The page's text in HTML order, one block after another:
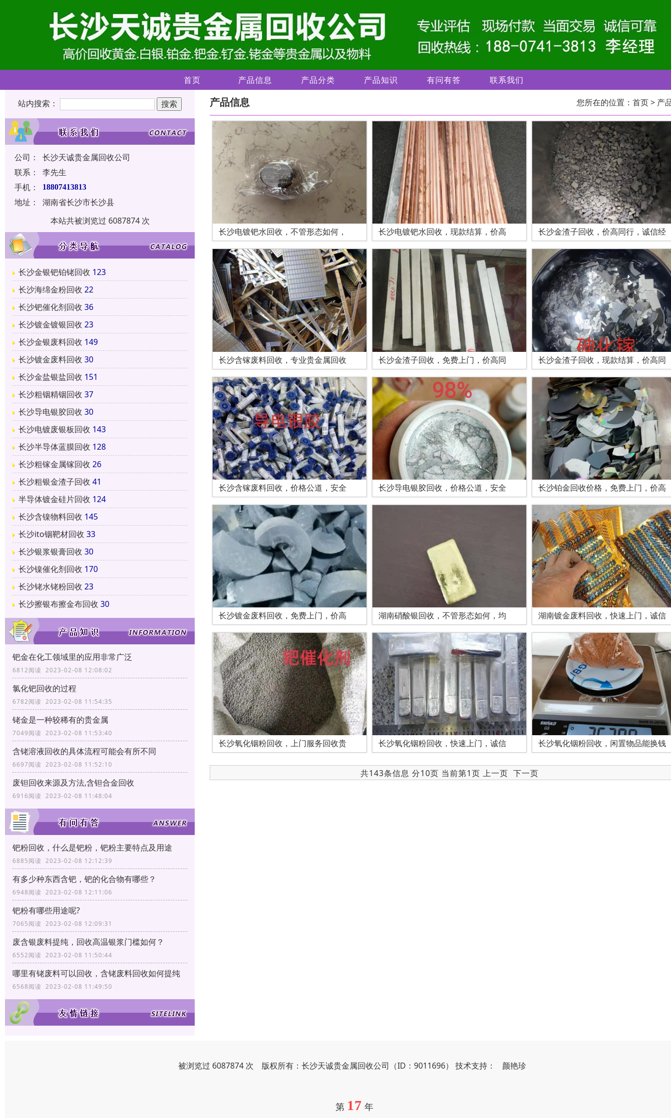
首页 产品信息 产品分类 产品知识 有问有答 联系我们
站内搜索：
公司：
长沙天诚贵金属回收公司
联系：
李先生
手机：
18807413813
地址：
湖南省长沙市长沙县
本站共被浏览过 6087874 次
长沙金银钯铂铑回收 123
长沙海绵金粉回收 22
长沙钯催化剂回收 36
长沙镀金镀银回收 23
长沙金银废料回收 149
长沙镀金废料回收 30
长沙金盐银盐回收 151
长沙粗铟精铟回收 37
长沙导电银胶回收 30
长沙电镀废银板回收 143
长沙半导体蓝膜回收 128
长沙粗镓金属镓回收 26
长沙粗银金渣子回收 41
半导体镀金硅片回收 124
长沙含镍物料回收 145
长沙ito铟靶材回收 33
长沙银浆银膏回收 30
长沙镍催化剂回收 170
长沙铑水铑粉回收 23
长沙擦银布擦金布回收 30
钯金在化工领域里的应用非常广泛
6812阅读 2023-02-08 12:08:02
氯化钯回收的过程
6782阅读 2023-02-08 11:54:35
铑金是一种较稀有的贵金属
7049阅读 2023-02-08 11:53:40
含铑溶液回收的具体流程可能会有所不同
6697阅读 2023-02-08 11:52:10
废钽回收来源及方法,含钽合金回收
6916阅读 2023-02-08 11:48:04
钯粉回收，什么是钯粉，钯粉主要特点及用途
6885阅读 2023-02-08 12:12:39
有多少种东西含钯，钯的化合物有哪些？
6948阅读 2023-02-08 12:11:06
钯粉有哪些用途呢?
7065阅读 2023-02-08 12:09:31
废含银废料提纯，回收高温银浆门槛如何？
6552阅读 2023-02-08 11:50:44
哪里有铑废料可以回收，含铑废料回收如何提纯
6568阅读 2023-02-08 11:49:50
产品信息 您所在的位置： 首页> 产
长沙电镀钯水回收，不管形态如何， 长沙电镀钯水回收，现款结算，价高 长沙金渣子回收，价高同行，诚信经
长沙含镓废料回收，专业贵金属回收 长沙金渣子回收，免费上门，价高同 长沙金渣子回收，现款结算，价高同
长沙含镓废料回收，价格公道，安全 长沙导电银胶回收，价格公道，安全 长沙铂金回收价格，免费上门，价高
长沙镀金废料回收，免费上门，价高 湖南硝酸银回收，不管形态如何，均 湖南镀金废料回收，快速上门，诚信
长沙氧化铟粉回收，上门服务回收贵 长沙氧化铟粉回收，快速上门，诚信 长沙氧化铟粉回收，闲置物品能换钱
共143条信息 分10页 当前第1页 上一页 下一页
被浏览过 6087874 次 版权所有：长沙天诚贵金属回收公司（ID：9011696） 技术支持： 颜艳珍
第 17 年